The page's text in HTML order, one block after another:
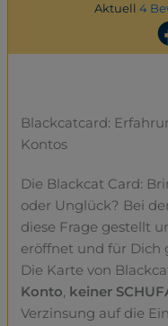
Aktuell 4
Blackcatcard:
Kontos
Die Blackcat Card:
oder Unglück? Bei
diese Frage gestellt
eröffnet und für Dich
Die Karte von
Konto, keiner
Verzinsung auf die